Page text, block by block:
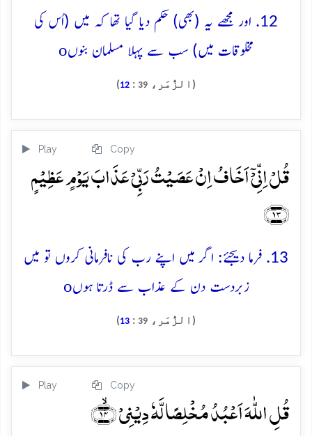
12. اور مجھے یہ (بھی) حکم دیا گیا تھا کہ میں (اُس کی
مخلوقات میں) سب سے پہلا مسلمان بنوںo
(الزُّمَر، 39
:
12
)
Play Copy
قُلۡ اِنِّیۡۤ اَخَافُ اِنۡ عَصَیۡتُ رَبِّیۡ عَذَابَ یَوۡمٍ عَظِیۡمٍ
﴿۱۳﴾
13. فرما دیجئے: اگر میں اپنے رب کی نافرمانی کروں تو میں
زبردست دن کے عذاب سے ڈرتا ہوںo
(الزُّمَر، 39
:
13
)
Play Copy
قُلِ اللّٰہَ اَعۡبُدُ مُخۡلِصًا لَّہٗ دِیۡنِیۡ ﴿ۙ۱۴﴾